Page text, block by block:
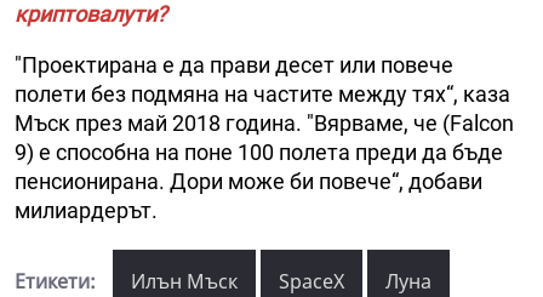
криптовалути?
"Проектирана е да прави десет или повече
полети без подмяна на частите между тях“, каза
Мъск през май 2018 година. "Вярваме, че (Falcon
9) е способна на поне 100 полета преди да бъде
пенсионирана. Дори може би повече“, добави
милиардерът.
Етикети: Илън Мъск SpaceX Луна